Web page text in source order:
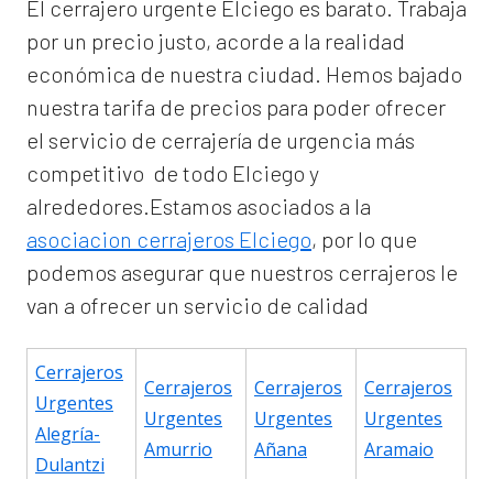
El cerrajero urgente Elciego es barato. Trabaja
por un precio justo, acorde a la realidad
económica de nuestra ciudad. Hemos bajado
nuestra tarifa de precios para poder ofrecer
el servicio de cerrajería de urgencia más
competitivo de todo Elciego y
alrededores.Estamos asociados a la
asociacion cerrajeros Elciego, por lo que
podemos asegurar que nuestros cerrajeros le
van a ofrecer un servicio de calidad
Cerrajeros
Urgentes
Alegría-
Dulantzi
Cerrajeros
Urgentes
Amurrio
Cerrajeros
Urgentes
Añana
Cerrajeros
Urgentes
Aramaio